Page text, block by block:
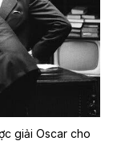
giải Oscar cho